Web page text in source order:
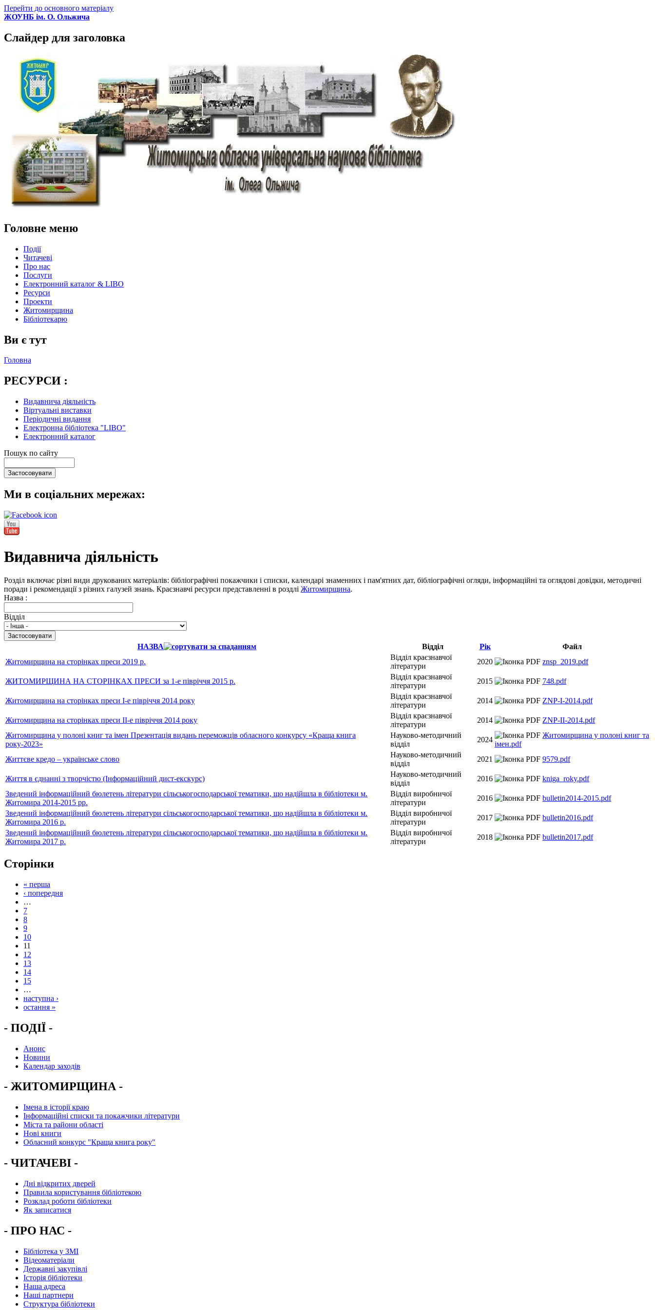
Перейти до основного матеріалу
ЖОУНБ ім. О. Ольжича
Слайдер для заголовка
Головне меню
Події
Читачеві
Про нас
Послуги
Електронний каталог & LIBO
Ресурси
Проекти
Житомирщина
Бібліотекарю
Ви є тут
Головна
РЕСУРСИ :
Видавнича діяльність
Віртуальні виставки
Періодичні видання
Електронна бібліотека "LIBO"
Електронний каталог
Пошук по сайту
Ми в соціальних мережах:
Видавнича діяльність
Розділ включає різні види друкованих матеріалів: бібліографічні покажчики і списки, календарі знаменних і пам'ятних дат, бібліографічні огляди, інформаційні та оглядові довідки, методичні
поради і рекомендації з різних галузей знань. Краєзнавчі ресурси представленні в роздлі Житомирщина.
Назва :
Відділ
НАЗВА Відділ Рік
Файл
Житомирщина на сторінках преси 2019 р.
Відділ краєзнавчої
літератури
2020 znsp_2019.pdf
ЖИТОМИРЩИНА НА СТОРІНКАХ ПРЕСИ за 1-е півріччя 2015 р.
Відділ краєзнавчої
літератури
2015 748.pdf
Житомирщина на сторінках преси І-е півріччя 2014 року
Відділ краєзнавчої
літератури
2014 ZNP-I-2014.pdf
Житомирщина на сторінках преси ІІ-е півріччя 2014 року
Відділ краєзнавчої
літератури
2014
ZNP-II-2014.pdf
Житомирщина у полоні книг та імен Презентація видань переможців обласного конкурсу «Краща книга
року-2023»
Науково-методичний
відділ
2024
Житомирщина у полоні книг та
імен.pdf
Життєве кредо – українське слово
Науково-методичний
відділ
2021 9579.pdf
Життя в єднанні з творчістю (Інформаційний дист-екскурс)
Науково-методичний
відділ
2016
kniga_roky.pdf
Зведений інформаційний бюлетень літератури сільськогосподарської тематики, що надійшла в бібліотеки м.
Житомира 2014-2015 рр.
Відділ виробничої
літератури
2016
bulletin2014-2015.pdf
Зведений інформаційний бюлетень літератури сільськогосподарської тематики, що надійшла в бібліотеки м.
Житомира 2016 р.
Відділ виробничої
літератури
2017
bulletin2016.pdf
Зведений інформаційний бюлетень літератури сільськогосподарської тематики, що надійшла в бібліотеки м.
Житомира 2017 р.
Відділ виробничої
літератури
2018 bulletin2017.pdf
Сторінки
« перша
‹ попередня
…
7
8
9
10
11
12
13
14
15
…
наступна ›
остання »
- ПОДІЇ -
Анонс
Новини
Календар заходів
- ЖИТОМИРЩИНА -
Імена в історії краю
Інформаційні списки та покажчики літератури
Міста та райони області
Нові книги
Обласний конкурс "Краща книга року"
- ЧИТАЧЕВІ -
Дні відкритих дверей
Правила користування бібліотекою
Розклад роботи бібліотеки
Як записатися
- ПРО НАС -
Бібліотека у ЗМІ
Відеоматеріали
Державні закупівлі
Історія бібліотеки
Наша адреса
Наші партнери
Структура бібліотеки